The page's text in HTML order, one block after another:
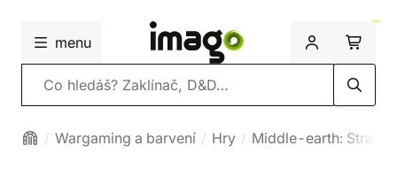
menu
Vyhledávání
Wargaming a barvení Hry Middle-earth: